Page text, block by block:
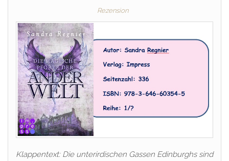
Rezension
Klappentext: Die unterirdischen Gassen Edinburghs sind